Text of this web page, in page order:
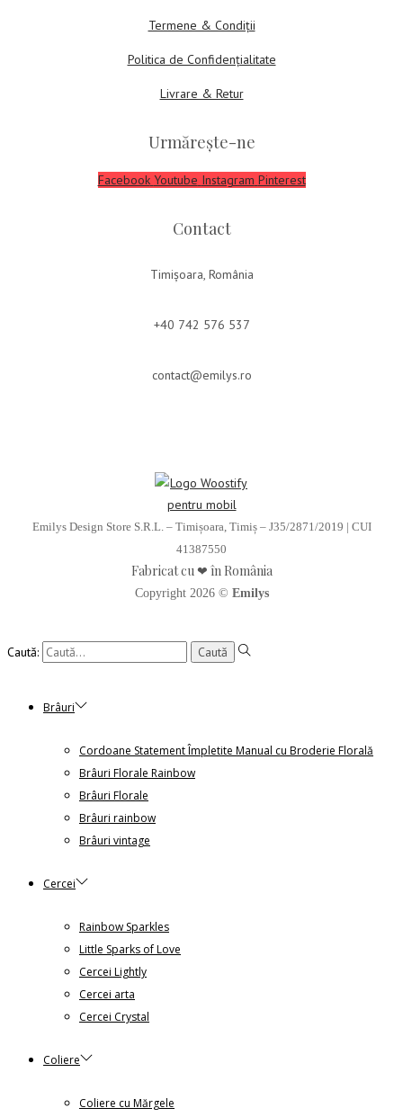
Termene & Condiții
Politica de Confidențialitate
Livrare & Retur
Urmărește-ne
Facebook Youtube Instagram Pinterest
Contact
Timișoara, România
+40 742 576 537
contact@emilys.ro
Emilys Design Store S.R.L. – Timișoara, Timiș – J35/2871/2019 | CUI
41387550
Fabricat cu ❤ în România
Copyright 2026 © Emilys
Caută:
Brâuri
Cordoane Statement Împletite Manual cu Broderie Florală
Brâuri Florale Rainbow
Brâuri Florale
Brâuri rainbow
Brâuri vintage
Cercei
Rainbow Sparkles
Little Sparks of Love
Cercei Lightly
Cercei arta
Cercei Crystal
Coliere
Coliere cu Mărgele